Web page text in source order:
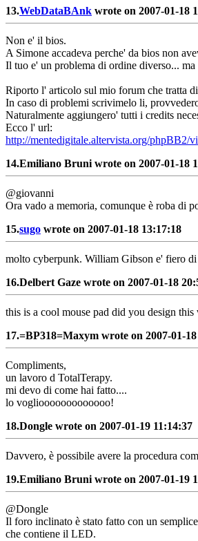
13.WebDataBAnk wrote on 2007-01-18
Non e' il bios.
A Simone accadeva perche' da bios non
Il tuo e' un problema di ordine diverso...
Riporto l' articolo sul mio forum che tratta
In caso di problemi scrivimelo li,
Naturalmente aggiungero' tutti i credits
Ecco l' url:
http://mentedigitale.altervista.org/phpBB2/
14.Emiliano Bruni wrote on 2007-01-18
@giovanni
Ora vado a memoria, comunque è roba di
15.sugo wrote on 2007-01-18 13:17:18
molto cyberpunk. William Gibson e' fiero di
16.Delbert Gaze wrote on 2007-01-18
this is a cool mouse pad did you design
17.=BP318=Maxym wrote on 2007-01-
Compliments,
un lavoro d TotalTerapy.
mi devo di come hai fatto....
lo vogliooooooooooooo!
18.Dongle wrote on 2007-01-19 11:14:37
Davvero, è possibile avere la procedura
19.Emiliano Bruni wrote on 2007-01-19
@Dongle
Il foro inclinato è stato fatto con un
che contiene il LED.